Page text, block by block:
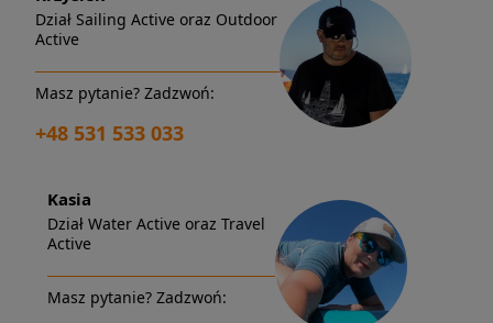
Dział Sailing Active oraz Outdoor
Active
Masz pytanie? Zadzwoń:
+48 531 533 033
Kasia
Dział Water Active oraz Travel
Active
Masz pytanie? Zadzwoń: